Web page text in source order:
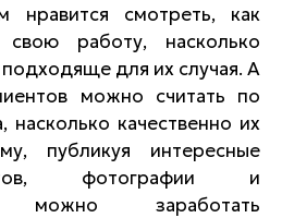
нравится смотреть, как
работу, насколько
для их случая. А
можно считать по
качественно их
публикуя интересные
фотографии и
можно заработать